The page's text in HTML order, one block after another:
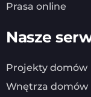
Prasa online
Nasze
Projekty domów
Wnętrza domów